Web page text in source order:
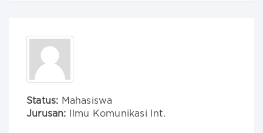
Status: Mahasiswa
Jurusan: Ilmu Komunikasi Int.